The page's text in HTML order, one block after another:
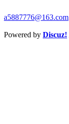
a5887776@163.com
Powered by Discuz!